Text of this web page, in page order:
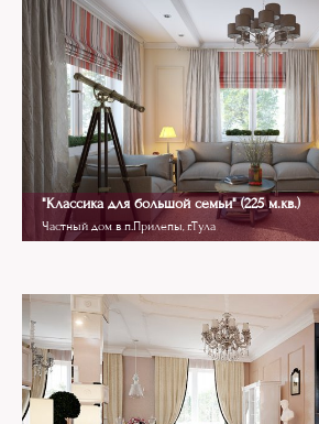
"Классика для большой семьи" (225 м.кв.)
Частный дом в п.Прилепы, г.Тула